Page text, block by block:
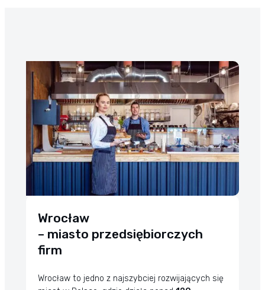
Wrocław
– miasto przedsiębiorczych
firm
Wrocław to jedno z najszybciej rozwijających się